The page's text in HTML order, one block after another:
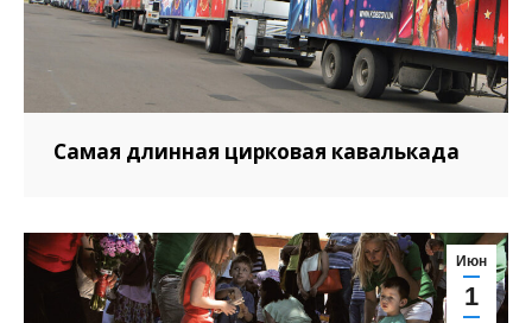
Самая длинная цирковая кавалькада
Июн
1